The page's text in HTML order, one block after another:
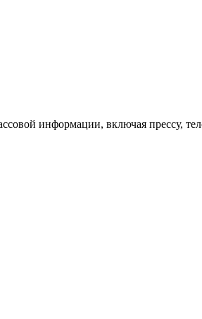
информации, включая прессу,